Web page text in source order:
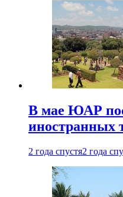
В мае ЮАР
иностранных
2 года спустя2 года